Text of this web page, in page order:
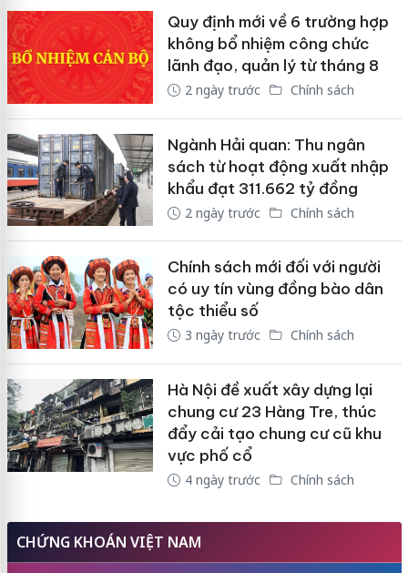
Quy định mới về 6 trường hợp
không bổ nhiệm công chức
lãnh đạo, quản lý từ tháng 8
2 ngày trước Chính sách
Ngành Hải quan: Thu ngân
sách từ hoạt động xuất nhập
khẩu đạt 311.662 tỷ đồng
2 ngày trước Chính sách
Chính sách mới đối với người
có uy tín vùng đồng bào dân
tộc thiểu số
3 ngày trước Chính sách
Hà Nội đề xuất xây dựng lại
chung cư 23 Hàng Tre, thúc
đẩy cải tạo chung cư cũ khu
vực phố cổ
4 ngày trước Chính sách
CHỨNG KHOÁN VIỆT NAM